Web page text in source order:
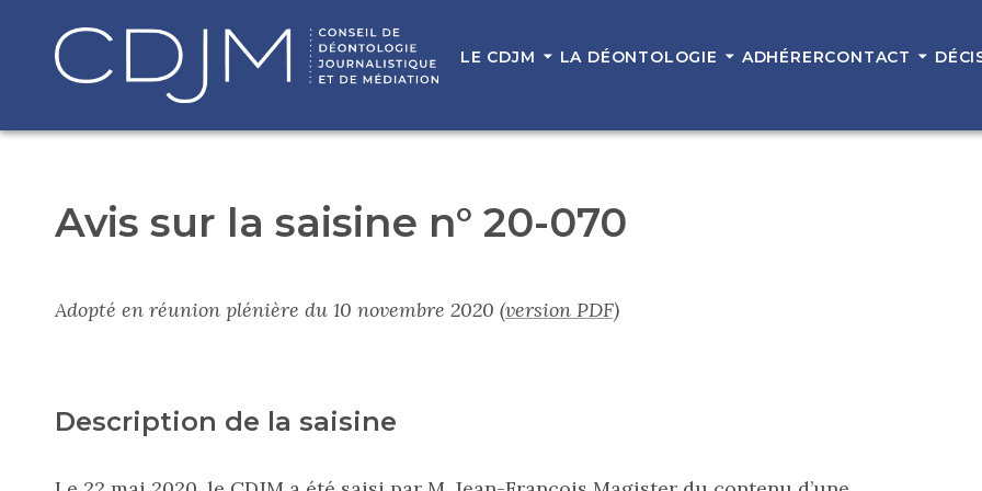
LE CDJM LA DÉONTOLOGIE ADHÉRERCONTACT
Avis sur la saisine n° 20-070
Adopté en réunion plénière du 10 novembre 2020 (version PDF)
Description de la saisine